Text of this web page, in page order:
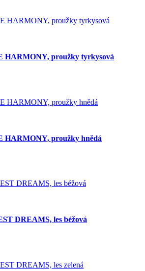
HARMONY, proužky tyrkysová
HARMONY, proužky hnědá
DREAMS, les béžová